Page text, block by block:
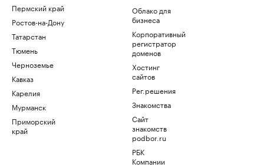
Пермский край
Ростов-на-Дону
Татарстан
Тюмень
Черноземье
Кавказ
Карелия
Мурманск
Приморский
край
Облако для
бизнеса
Корпоративный
регистратор
доменов
Хостинг
сайтов
Рег.решения
Знакомства
Сайт
знакомств
podbor.ru
РБК
Компании